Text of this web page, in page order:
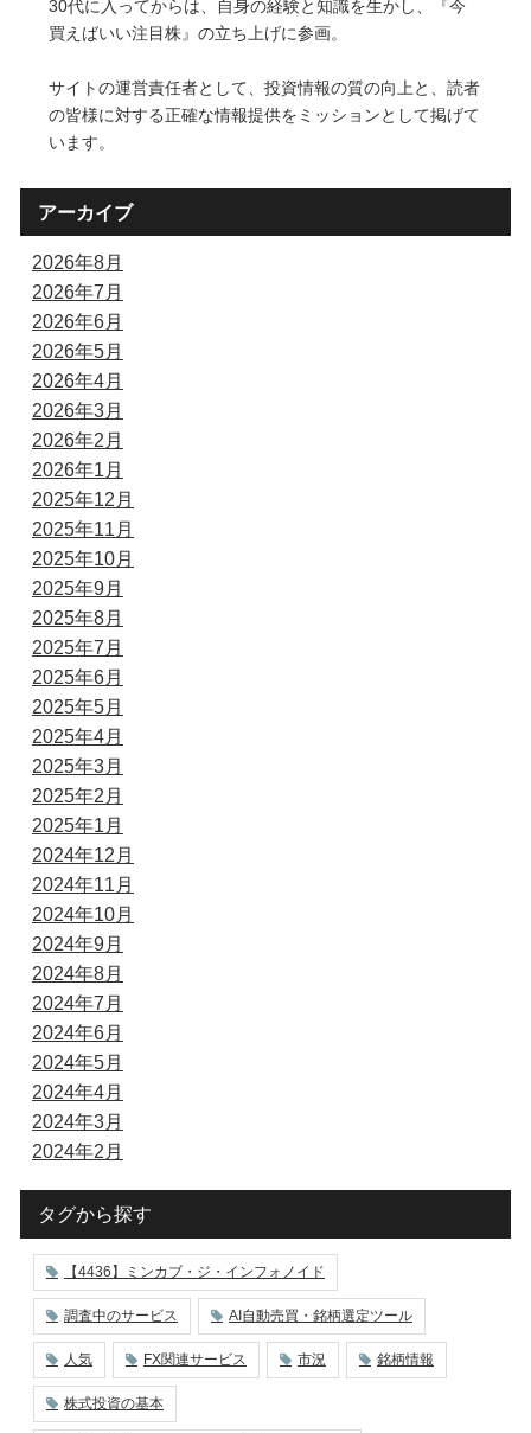
30代に入ってからは、自身の経験と知識を生かし、『今
買えばいい注目株』の立ち上げに参画。
サイトの運営責任者として、投資情報の質の向上と、読者
の皆様に対する正確な情報提供をミッションとして掲げて
います。
アーカイブ
2026年8月
2026年7月
2026年6月
2026年5月
2026年4月
2026年3月
2026年2月
2026年1月
2025年12月
2025年11月
2025年10月
2025年9月
2025年8月
2025年7月
2025年6月
2025年5月
2025年4月
2025年3月
2025年2月
2025年1月
2024年12月
2024年11月
2024年10月
2024年9月
2024年8月
2024年7月
2024年6月
2024年5月
2024年4月
2024年3月
2024年2月
タグから探す
【4436】ミンカブ・ジ・インフォノイド
調査中のサービス AI自動売買・銘柄選定ツール
人気 FX関連サービス 市況 銘柄情報
株式投資の基本